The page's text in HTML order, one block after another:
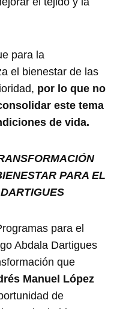
para la
el bienestar de las
por lo que no
este tema
de vida.
PARA EL
para el
Abdala Dartigues
que
Manuel López
de